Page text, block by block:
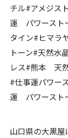
チル#アメジス
運 パワースト
タイン#ヒマラ
トーン#天然
レス#熊本 天
#仕事運パワー
運 パワースト
山口県の大黒